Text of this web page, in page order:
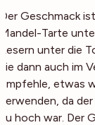
Der Geschmack
Mandel-Tarte
Lesern unter die
sie dann auch im
empfehle, etwas
verwenden, da
zu hoch war. Der